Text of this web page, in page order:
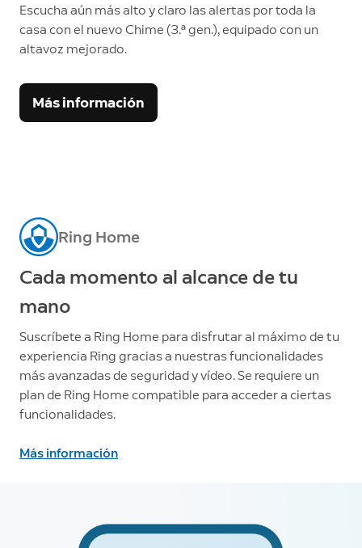
Escucha aún más alto y claro las alertas por toda la
casa con el nuevo Chime (3.ª gen.), equipado con un
altavoz mejorado.
Más información
Ring Home
Cada momento al alcance de tu
mano
Suscríbete a Ring Home para disfrutar al máximo de tu
experiencia Ring gracias a nuestras funcionalidades
más avanzadas de seguridad y vídeo. Se requiere un
plan de Ring Home compatible para acceder a ciertas
funcionalidades.
Más información